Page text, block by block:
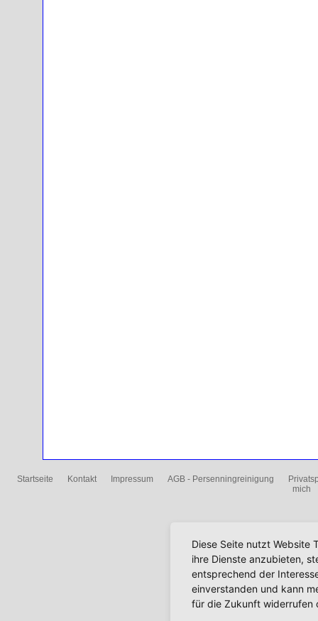
Diese Seite nutzt Website
ihre Dienste anzubieten,
entsprechend der
einverstanden und kann
für die Zukunft widerrufen
Startseite Kontakt Impressum AGB - Persenningreinigung
mich